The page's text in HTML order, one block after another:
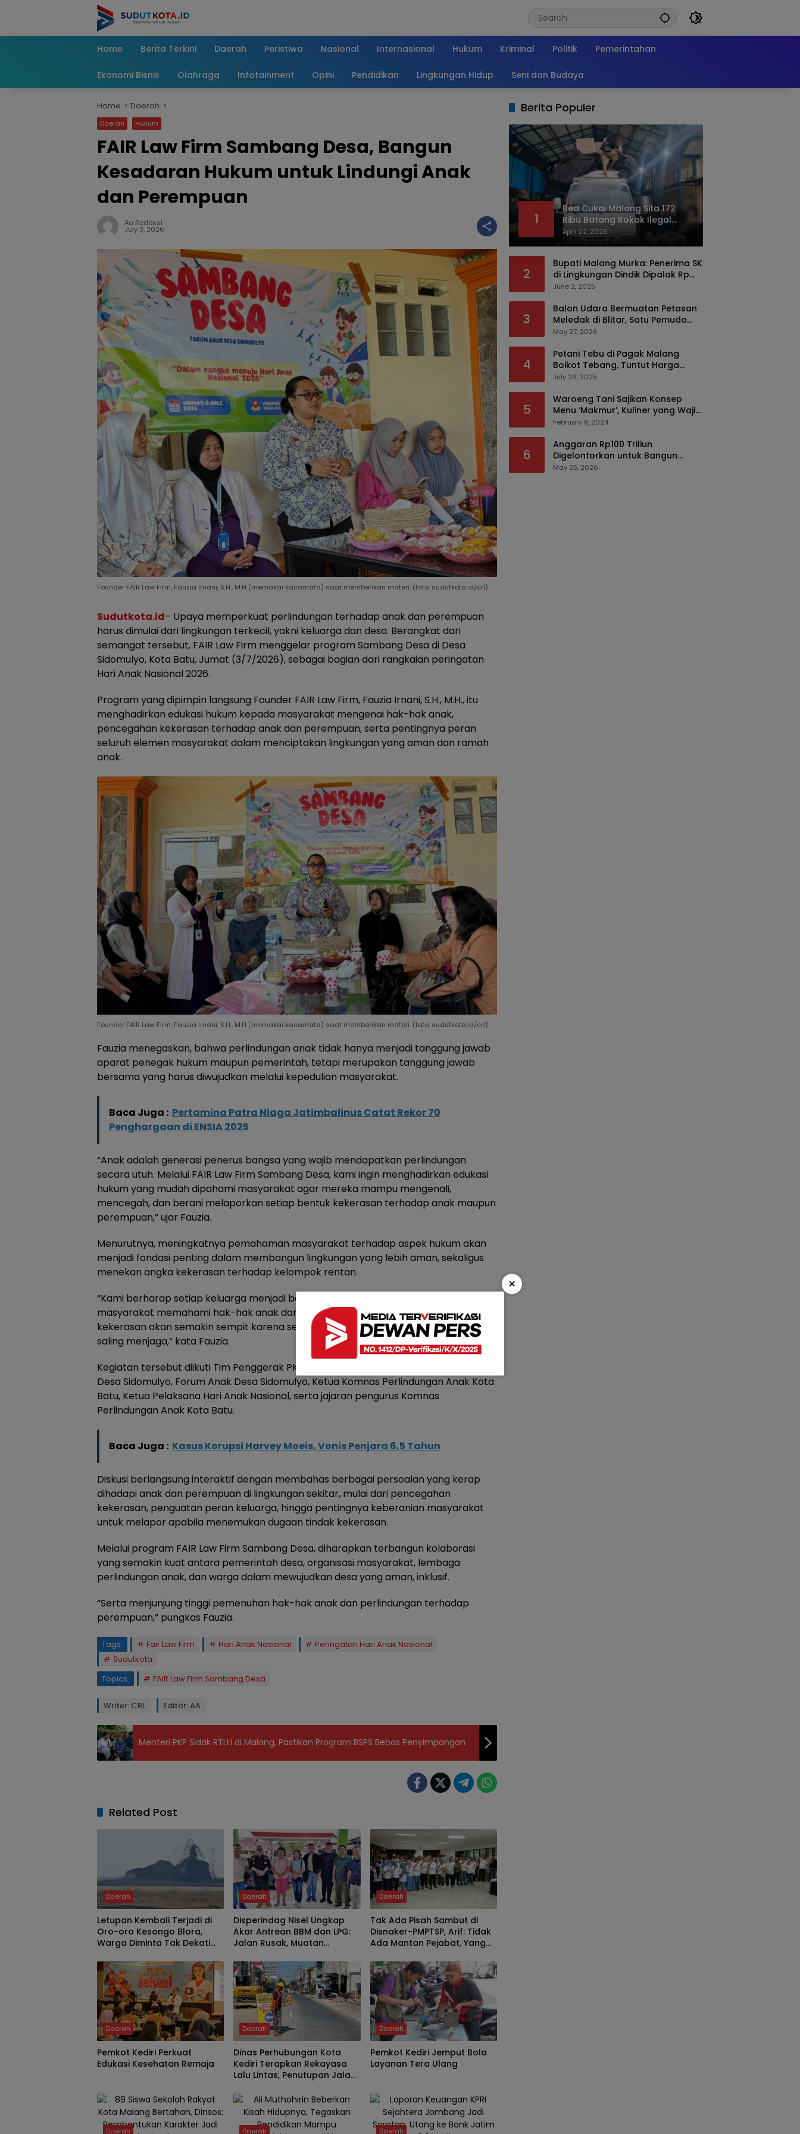
Home
Berita Terkini Daerah Peristiwa Nasional Internasional Hukum Kriminal Politik Pemerintahan
Ekonomi Bisnis Olahraga Infotainment Opini Pendidikan Lingkungan Hidup Seni dan Budaya
Home Daerah
Daerah Hukum
FAIR Law Firm Sambang Desa, Bangun
Kesadaran Hukum untuk Lindungi Anak
dan Perempuan
Aa Redaksi
July 3, 2026
Founder FAIR Law Firm, Fauzia Irnani, S.H., M.H (memakai kacamata) saat memberikan materi. (foto: sudutkota.id/crl)
Sudutkota.id– Upaya memperkuat perlindungan terhadap anak dan perempuan
harus dimulai dari lingkungan terkecil, yakni keluarga dan desa. Berangkat dari
semangat tersebut, FAIR Law Firm menggelar program Sambang Desa di Desa
Sidomulyo, Kota Batu, Jumat (3/7/2026), sebagai bagian dari rangkaian peringatan
Hari Anak Nasional 2026.
Program yang dipimpin langsung Founder FAIR Law Firm, Fauzia Irnani, S.H., M.H., itu
menghadirkan edukasi hukum kepada masyarakat mengenai hak-hak anak,
pencegahan kekerasan terhadap anak dan perempuan, serta pentingnya peran
seluruh elemen masyarakat dalam menciptakan lingkungan yang aman dan ramah
anak.
Founder FAIR Law Firm, Fauzia Irnani, S.H., M.H (memakai kacamata) saat memberikan materi. (foto: sudutkota.id/crl)
Fauzia menegaskan, bahwa perlindungan anak tidak hanya menjadi tanggung jawab
aparat penegak hukum maupun pemerintah, tetapi merupakan tanggung jawab
bersama yang harus diwujudkan melalui kepedulian masyarakat.
Baca Juga : Pertamina Patra Niaga Jatimbalinus Catat Rekor 70
Penghargaan di ENSIA 2025
“Anak adalah generasi penerus bangsa yang wajib mendapatkan perlindungan
secara utuh. Melalui FAIR Law Firm Sambang Desa, kami ingin menghadirkan edukasi
hukum yang mudah dipahami masyarakat agar mereka mampu mengenali,
mencegah, dan berani melaporkan setiap bentuk kekerasan terhadap anak maupun
perempuan,” ujar Fauzia.
Menurutnya, meningkatnya pemahaman masyarakat terhadap aspek hukum akan
menjadi fondasi penting dalam membangun lingkungan yang lebih aman, sekaligus
menekan angka kekerasan terhadap kelompok rentan.
“Kami berharap setiap keluarga menjadi benteng pertama perlindungan anak. Ketika
masyarakat memahami hak-hak anak dan perempuan, maka ruang terjadinya
kekerasan akan semakin sempit karena semua pihak memiliki kepedulian untuk
saling menjaga,” kata Fauzia.
Kegiatan tersebut diikuti Tim Penggerak PKK Desa Sidomulyo, seluruh anggota Pokja I
Desa Sidomulyo, Forum Anak Desa Sidomulyo, Ketua Komnas Perlindungan Anak Kota
Batu, Ketua Pelaksana Hari Anak Nasional, serta jajaran pengurus Komnas
Perlindungan Anak Kota Batu.
Baca Juga : Kasus Korupsi Harvey Moeis, Vonis Penjara 6,5 Tahun
Diskusi berlangsung interaktif dengan membahas berbagai persoalan yang kerap
dihadapi anak dan perempuan di lingkungan sekitar, mulai dari pencegahan
kekerasan, penguatan peran keluarga, hingga pentingnya keberanian masyarakat
untuk melapor apabila menemukan dugaan tindak kekerasan.
Melalui program FAIR Law Firm Sambang Desa, diharapkan terbangun kolaborasi
yang semakin kuat antara pemerintah desa, organisasi masyarakat, lembaga
perlindungan anak, dan warga dalam mewujudkan desa yang aman, inklusif.
“Serta menjunjung tinggi pemenuhan hak-hak anak dan perlindungan terhadap
perempuan,” pungkas Fauzia.
Tags: Fair Law Firm Hari Anak Nasional
Peringatan Hari Anak Nasional
Sudutkota
Topics:
FAIR Law Firm Sambang Desa
Writer: CRL Editor: AA
Menteri PKP Sidak RTLH di Malang, Pastikan Program BSPS Bebas Penyimpangan
Related Post
Daerah
Letupan Kembali Terjadi di
Oro-oro Kesongo Blora,
Warga Diminta Tak Dekati
Daerah
Disperindag Nisel Ungkap
Akar Antrean BBM dan LPG:
Jalan Rusak, Muatan
Terganggu
Daerah
Tak Ada Pisah Sambut di
Disnaker-PMPTSP, Arif: Tidak
Ada Mantan Pejabat, Yang
Daerah
Pemkot Kediri Perkuat
Edukasi Kesehatan Remaja
Daerah
Dinas Perhubungan Kota
Kediri Terapkan Rekayasa
Lalu Lintas, Penutupan Jalan
Daerah
Pemkot Kediri Jemput Bola
Layanan Tera Ulang
Daerah Daerah Daerah
Berita Populer
1
Bea Cukai Malang Sita 172
Ribu Batang Rokok Ilegal
Bermodus Kemasan Sabun
April 22, 2026
2
Bupati Malang Murka: Penerima SK
di Lingkungan Dindik Dipalak Rp
150 Ribu Pakai Modus Tumpengan,
June 2, 2025
3
Balon Udara Bermuatan Petasan
Meledak di Blitar, Satu Pemuda
Tewas dan Dua Anak Luka Serius
May 27, 2026
4
Petani Tebu di Pagak Malang
Boikot Tebang, Tuntut Harga
yang Layak
July 26, 2025
5
Waroeng Tani Sajikan Konsep
Menu ‘Makmur’, Kuliner yang Wajib
Dikunjungi di Malang
February 8, 2024
6
Anggaran Rp100 Triliun
Digelontorkan untuk Bangun
Kembali Sumatra, Hunian Korban
May 25, 2026
×